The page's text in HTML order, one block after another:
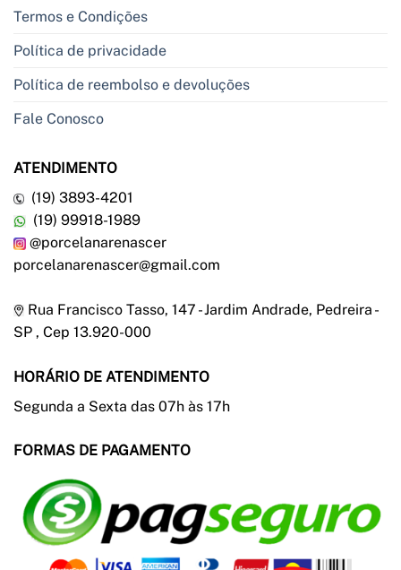
Termos e Condições
Política de privacidade
Política de reembolso e devoluções
Fale Conosco
ATENDIMENTO
(19) 3893-4201
(19) 99918-1989
@porcelanarenascer
porcelanarenascer@gmail.com
Rua Francisco Tasso, 147 - Jardim Andrade, Pedreira -
SP , Cep 13.920-000
HORÁRIO DE ATENDIMENTO
Segunda a Sexta das 07h às 17h
FORMAS DE PAGAMENTO